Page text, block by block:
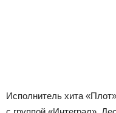
Исполнитель хита